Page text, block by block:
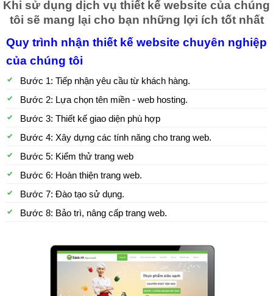
Khi sử dụng dịch vụ thiết kế website của chúng
tôi sẽ mang lại cho bạn những lợi ích tốt nhất
Quy trình nhận thiết kế website chuyên nghiệp
của chúng tôi
Bước 1: Tiếp nhận yêu cầu từ khách hàng.
Bước 2: Lựa chọn tên miền - web hosting.
Bước 3: Thiết kế giao diện phù hợp
Bước 4: Xây dựng các tính năng cho trang web.
Bước 5: Kiểm thử trang web
Bước 6: Hoàn thiện trang web.
Bước 7: Đào tạo sử dụng.
Bước 8: Bảo trì, nâng cấp trang web.